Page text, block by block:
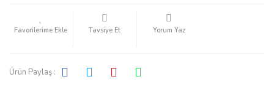
Tavsiye Et Yorum Yaz
Ürün Paylaş :